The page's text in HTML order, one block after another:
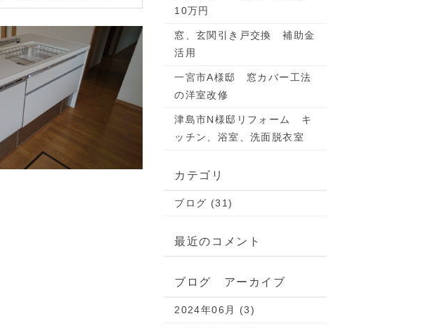
10万円
窓、玄関引き戸交換 補助金
活用
一宮市A様邸 窓カバー工法
の洋室改修
津島市N様邸リフォーム キ
ッチン、浴室、洗面脱衣室
カテゴリ
ブログ (31)
最近のコメント
ブログ アーカイブ
2024年06月 (3)